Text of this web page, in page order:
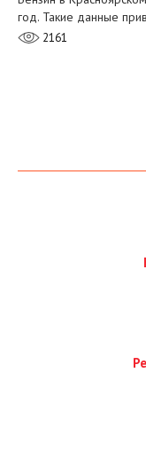
год. Такие данные
2161